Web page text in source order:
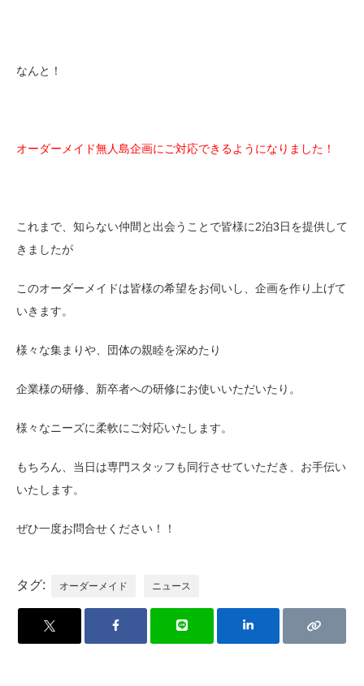
なんと！
オーダーメイド無人島企画にご対応できるようになりました！
これまで、知らない仲間と出会うことで皆様に2泊3日を提供して
きましたが
このオーダーメイドは皆様の希望をお伺いし、企画を作り上げて
いきます。
様々な集まりや、団体の親睦を深めたり
企業様の研修、新卒者への研修にお使いいただいたり。
様々なニーズに柔軟にご対応いたします。
もちろん、当日は専門スタッフも同行させていただき、お手伝い
いたします。
ぜひ一度お問合せください！！
タグ: オーダーメイド ニュース